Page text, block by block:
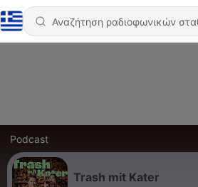
Podcast
Trash mit Kater